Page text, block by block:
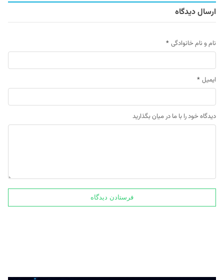
ارسال دیدگاه
نام و نام خانوادگی *
ایمیل *
دیدگاه خود را با ما در میان بگذارید